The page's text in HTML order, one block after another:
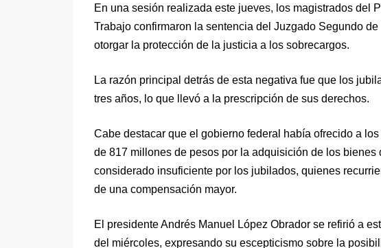
En una sesión realizada este jueves, los magistrados del
Trabajo confirmaron la sentencia del Juzgado Segundo
otorgar la protección de la justicia a los sobrecargos.
La razón principal detrás de esta negativa fue que los
tres años, lo que llevó a la prescripción de sus derechos.
Cabe destacar que el gobierno federal había ofrecido a
de 817 millones de pesos por la adquisición de los
considerado insuficiente por los jubilados, quienes
de una compensación mayor.
El presidente Andrés Manuel López Obrador se refirió a
del miércoles, expresando su escepticismo sobre la